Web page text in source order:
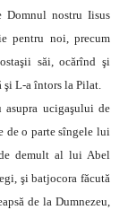
Domnul nostru Iisus
pentru noi, precum
săi, ocărînd şi
şi L-a întors la Pilat.
asupra ucigaşului de
de o parte sîngele lui
demult al lui Abel
şi batjocora făcută
de la Dumnezeu,